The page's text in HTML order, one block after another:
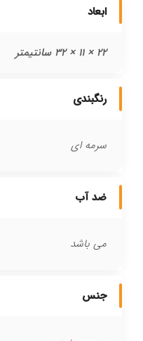
ابعاد
22 × 11 × 32 سانتیمتر
رنگبندی
سرمه ای
ضد آب
می باشد
جنس